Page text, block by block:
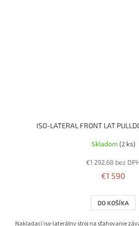
ISO-LATERAL FRONT LAT
Skladom (2 ks)
€1 292,68 bez
€1 590
DO KOŠÍKA
Nakladací iso-laterálny stroj na sťahovanie